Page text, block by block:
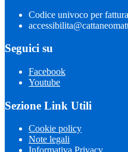
Codice univoco per
Seguici su
Facebook
Youtube
Sezione Link Utili
Cookie policy
Note legali